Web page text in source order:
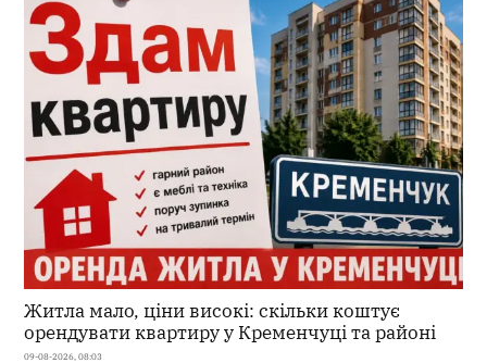
Житла мало, ціни високі: скільки коштує
орендувати квартиру у Кременчуці та районі
09-08-2026, 08:03